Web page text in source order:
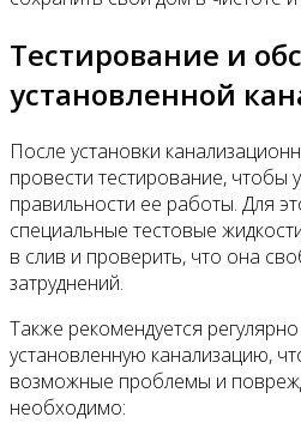
Тестирование и
установленной
После установки
провести тестирование, чтобы
правильности ее работы. Для
специальные тестовые
в слив и проверить, что она
затруднений.
Также рекомендуется
установленную канализацию,
возможные проблемы и
необходимо: